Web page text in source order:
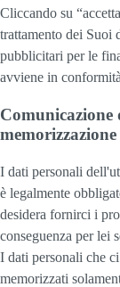
Cliccando su
trattamento dei Suoi
pubblicitari per le
avviene in
memorizzazione
I dati personali
è legalmente
desidera fornirci i
conseguenza per lei
I dati personali che
memorizzati